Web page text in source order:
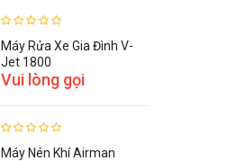
Máy Rửa Xe Gia Đình V-
Jet 1800
Vui lòng gọi
Máy Nén Khí Airman